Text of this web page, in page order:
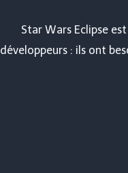
Star Wars Eclipse
développeurs : ils ont